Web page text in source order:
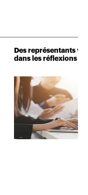
Des représentants
dans les réflexions de